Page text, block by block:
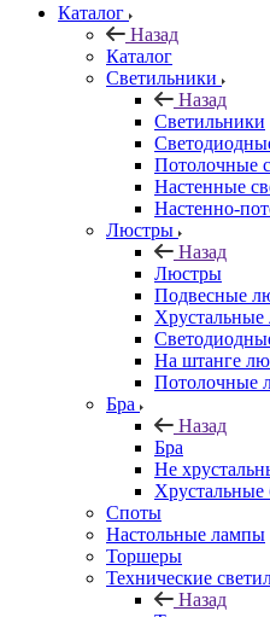
Каталог
Назад
Каталог
Светильники
Назад
Светильники
Потолочные
Настенные
Настенно-
Люстры
Назад
Люстры
Подвесные
На штанге
Потолочные
Бра
Назад
Бра
Не
Хрустальные
Споты
Настольные лампы
Торшеры
Технические
Назад